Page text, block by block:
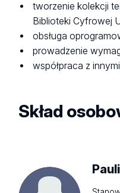
tworzenie kolekcji
Biblioteki Cyfrowej
obsługa
prowadzenie
współpraca z
Skład